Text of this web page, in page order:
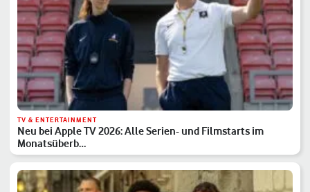
TV & ENTERTAINMENT
Neu bei Apple TV 2026: Alle Serien- und Filmstarts im
Monatsüberb…